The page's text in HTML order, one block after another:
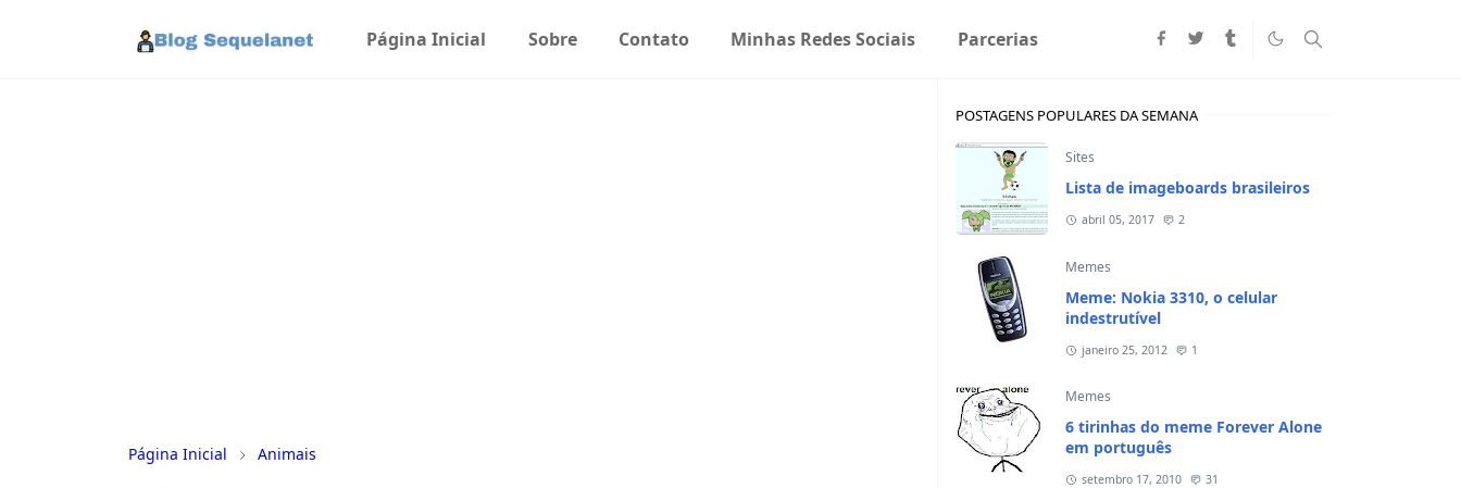
Página Inicial Sobre Contato Minhas Redes Sociais Parcerias
Página Inicial Animais
POSTAGENS POPULARES DA SEMANA
Sites
Lista de imageboards brasileiros
abril 05, 2017 2
Memes
Meme: Nokia 3310, o celular
indestrutível
janeiro 25, 2012 1
Memes
6 tirinhas do meme Forever Alone
em português
setembro 17, 2010 31